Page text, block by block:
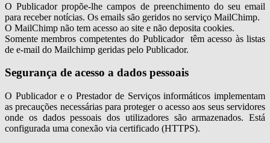
O Publicador propõe-lhe campos de preenchimento do seu email
para receber notícias. Os emails são geridos no serviço MailChimp.
O MailChimp não tem acesso ao site e não deposita cookies.
Somente membros competentes do Publicador têm acesso às listas
de e-mail do Mailchimp geridas pelo Publicador.
Segurança de acesso a dados pessoais
O Publicador e o Prestador de Serviços informáticos implementam
as precauções necessárias para proteger o acesso aos seus servidores
onde os dados pessoais dos utilizadores são armazenados. Está
configurada uma conexão via certificado (HTTPS).